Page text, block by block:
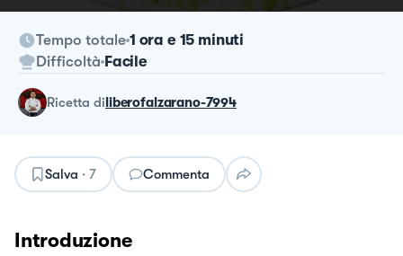
Tempo totale 1 ora e 15 minuti
Difficoltà Facile
ricetta diliberofalzarano-7994
Salva · 7 Commenta
Introduzione